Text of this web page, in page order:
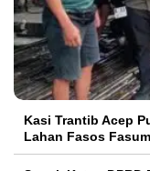
Kasi Trantib Acep
Lahan Fasos